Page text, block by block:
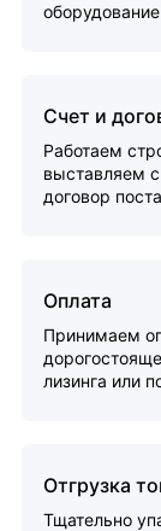
Счет и
Работаем
выставляем
договор
Оплата
Принимаем
лизинга или
Отгрузка
Тщательно